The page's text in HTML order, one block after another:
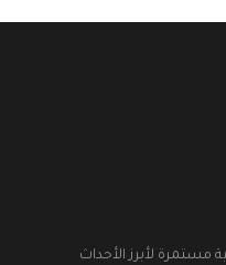
مستمرة لأبرز الأحداث